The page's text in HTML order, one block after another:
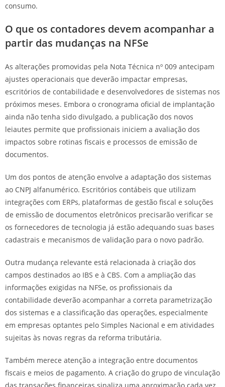
consumo.
O que os contadores devem acompanhar a
partir das mudanças na NFSe
As alterações promovidas pela Nota Técnica nº 009 antecipam
ajustes operacionais que deverão impactar empresas,
escritórios de contabilidade e desenvolvedores de sistemas nos
próximos meses. Embora o cronograma oficial de implantação
ainda não tenha sido divulgado, a publicação dos novos
leiautes permite que profissionais iniciem a avaliação dos
impactos sobre rotinas fiscais e processos de emissão de
documentos.
Um dos pontos de atenção envolve a adaptação dos sistemas
ao CNPJ alfanumérico. Escritórios contábeis que utilizam
integrações com ERPs, plataformas de gestão fiscal e soluções
de emissão de documentos eletrônicos precisarão verificar se
os fornecedores de tecnologia já estão adequando suas bases
cadastrais e mecanismos de validação para o novo padrão.
Outra mudança relevante está relacionada à criação dos
campos destinados ao IBS e à CBS. Com a ampliação das
informações exigidas na NFSe, os profissionais da
contabilidade deverão acompanhar a correta parametrização
dos sistemas e a classificação das operações, especialmente
em empresas optantes pelo Simples Nacional e em atividades
sujeitas às novas regras da reforma tributária.
Também merece atenção a integração entre documentos
fiscais e meios de pagamento. A criação do grupo de vinculação